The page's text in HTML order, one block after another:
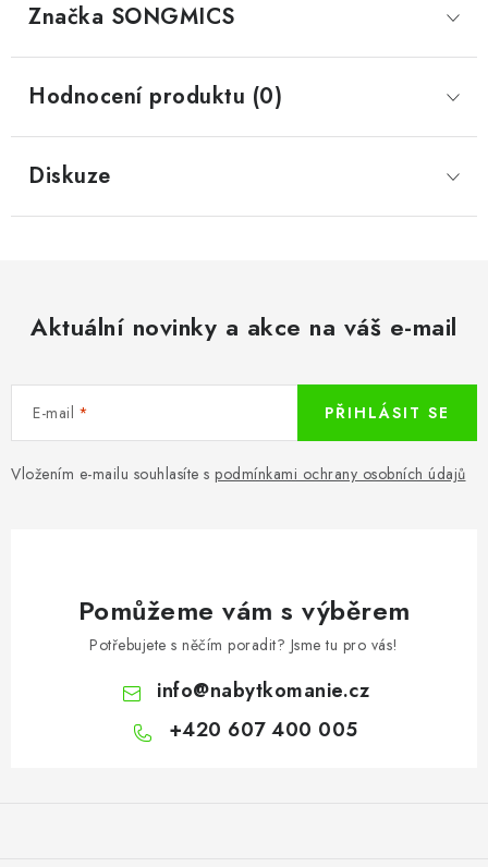
Značka SONGMICS
Hodnocení produktu (0)
Diskuze
Aktuální novinky a akce na váš e-mail
E-mail
Vložením e-mailu souhlasíte s podmínkami ochrany osobních údajů
PŘIHLÁSIT SE
Pomůžeme vám s výběrem
Potřebujete s něčím poradit? Jsme tu pro vás!
info@nabytkomanie.cz
+420 607 400 005